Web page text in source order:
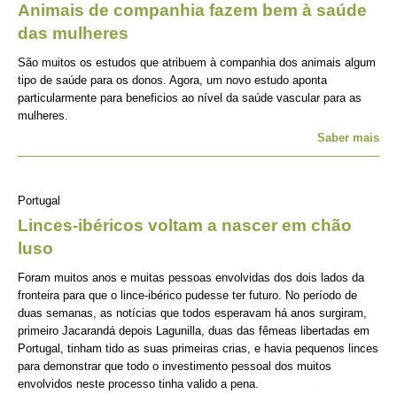
Animais de companhia fazem bem à saúde
das mulheres
São muitos os estudos que atribuem à companhia dos animais algum
tipo de saúde para os donos. Agora, um novo estudo aponta
particularmente para beneficios ao nível da saúde vascular para as
mulheres.
Saber mais
Portugal
Linces-ibéricos voltam a nascer em chão
luso
Foram muitos anos e muitas pessoas envolvidas dos dois lados da
fronteira para que o lince-ibérico pudesse ter futuro. No período de
duas semanas, as notícias que todos esperavam há anos surgiram,
primeiro Jacarandá depois Lagunilla, duas das fêmeas libertadas em
Portugal, tinham tido as suas primeiras crias, e havia pequenos linces
para demonstrar que todo o investimento pessoal dos muitos
envolvidos neste processo tinha valido a pena.